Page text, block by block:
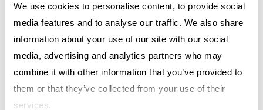
We use cookies to personalise content, to provide social
media features and to analyse our traffic. We also share
information about your use of our site with our social
media, advertising and analytics partners who may
combine it with other information that you’ve provided to
them or that they’ve collected from your use of their
services.
sie am meisten interessieren. Und das Beste daran:
Untersuchungen zeigen, dass interaktive Videos
genau die Art Bindung und Konversionen liefern, die
Marken anstreben.
Laut Kaltura